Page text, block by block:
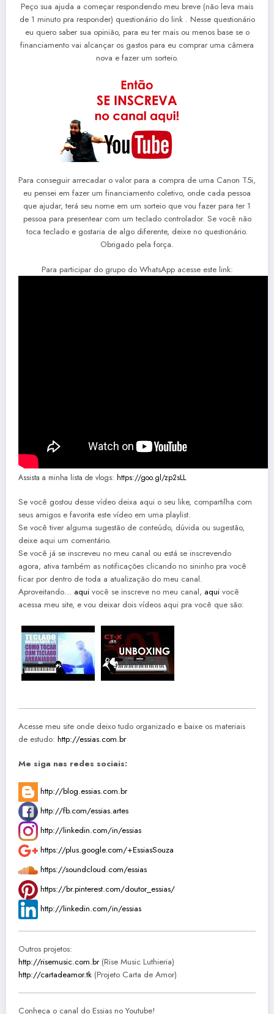
Peço sua ajuda a começar respondendo meu breve (não leva mais
de 1 minuto pra responder) questionário do link . Nesse questionário
eu quero saber sua opinião, para eu ter mais ou menos base se o
financiamento vai alcançar os gastos para eu comprar uma câmera
nova e fazer um sorteio.
Para conseguir arrecadar o valor para a compra de uma Canon T5i,
eu pensei em fazer um financiamento coletivo, onde cada pessoa
que ajudar, terá seu nome em um sorteio que vou fazer para ter 1
pessoa para presentear com um teclado controlador. Se você não
toca teclado e gostaria de algo diferente, deixe no questionário.
Obrigado pela força.
Para participar do grupo do WhatsApp acesse este link:
Assista a minha lista de vlogs: https://goo.gl/zp2sLL
Se você gostou desse vídeo deixa aqui o seu like, compartilha com
seus amigos e favorita este vídeo em uma playlist.
Se você tiver alguma sugestão de conteúdo, dúvida ou sugestão,
deixe aqui um comentário.
Se você já se inscreveu no meu canal ou está se inscrevendo
agora, ativa também as notificações clicando no sininho pra você
ficar por dentro de toda a atualização do meu canal.
Aproveitando… aqui você se inscreve no meu canal, aqui você
acessa meu site, e vou deixar dois vídeos aqui pra você que são:
Acesse meu site onde deixo tudo organizado e baixe os materiais
de estudo: http://essias.com.br
Me siga nas redes sociais:
http://blog.essias.com.br
http://fb.com/essias.artes
http://linkedin.com/in/essias
https://plus.google.com/+EssiasSouza
https://soundcloud.com/essias
https://br.pinterest.com/doutor_essias/
http://linkedin.com/in/essias
Outros projetos:
http://risemusic.com.br(Rise Music Luthieria)
http://cartadeamor.tk (Projeto Carta de Amor)
Conheça o canal do Essias no Youtube!